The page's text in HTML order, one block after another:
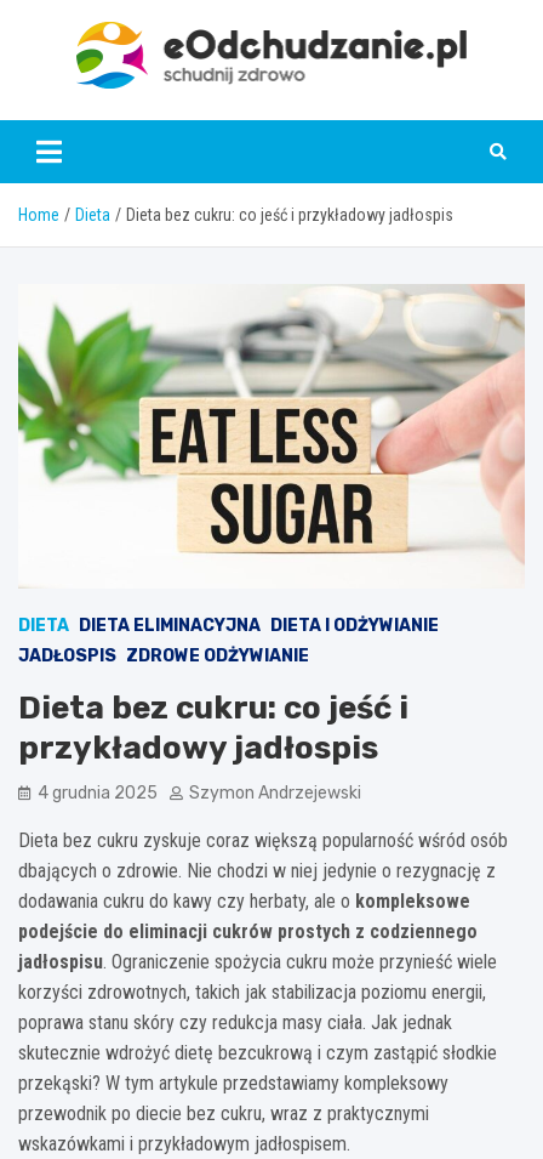
eOdchudzanie.pl
Home Dieta Dieta bez cukru: co jeść i przykładowy jadłospis
DIETA DIETA ELIMINACYJNA
DIETA I ODŻYWIANIE
JADŁOSPIS ZDROWE ODŻYWIANIE
Dieta bez cukru: co jeść i
przykładowy jadłospis
4 grudnia 2025 Szymon Andrzejewski
Dieta bez cukru zyskuje coraz większą popularność wśród osób
dbających o zdrowie. Nie chodzi w niej jedynie o rezygnację z
dodawania cukru do kawy czy herbaty, ale o kompleksowe
podejście do eliminacji cukrów prostych z codziennego
jadłospisu. Ograniczenie spożycia cukru może przynieść wiele
korzyści zdrowotnych, takich jak stabilizacja poziomu energii,
poprawa stanu skóry czy redukcja masy ciała. Jak jednak
skutecznie wdrożyć dietę bezcukrową i czym zastąpić słodkie
przekąski? W tym artykule przedstawiamy kompleksowy
przewodnik po diecie bez cukru, wraz z praktycznymi
wskazówkami i przykładowym jadłospisem.